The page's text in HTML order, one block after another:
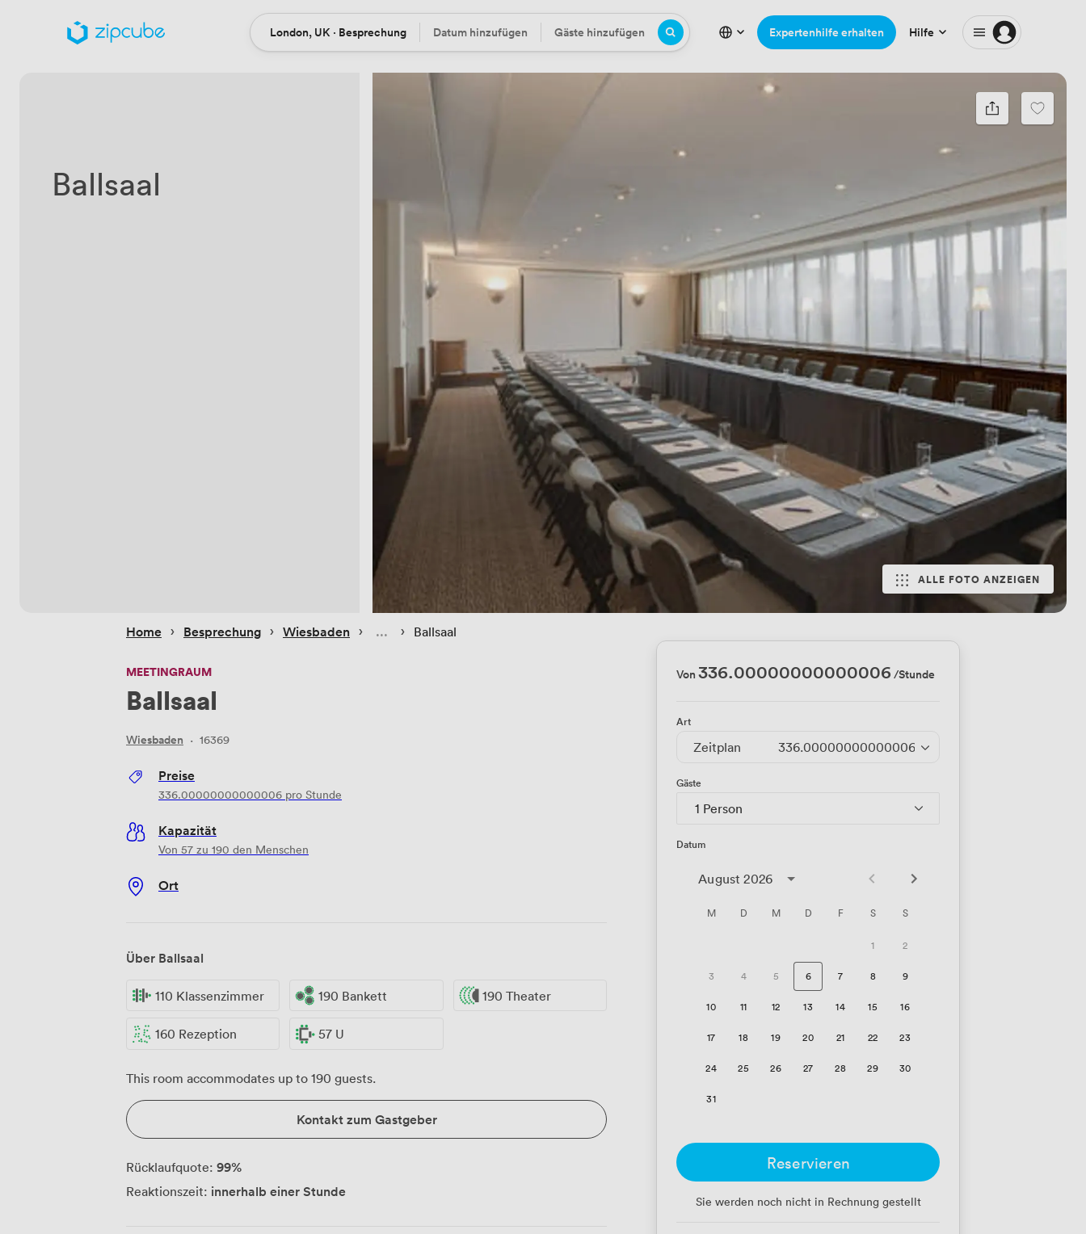
OrtLondon, UK · Besprechung Datum
Datum hinzufügen Gäste
Gäste hinzufügen Expertenhilfe erhalten Hilfe
Ballsaal
ALLE FOTO ANZEIGEN
Home › Besprechung › Wiesbaden › › Ballsaal
MEETINGRAUM
Ballsaal
Wiesbaden · 16369
Preise
336.00000000000006 pro Stunde
Kapazität
Von 57 zu 190 den Menschen
Ort
Über Ballsaal
110 Klassenzimmer 190 Bankett 190 Theater
160 Rezeption 57 U
This room accommodates up to 190 guests.
Kontakt zum Gastgeber
Rücklaufquote: 99%
Reaktionszeit: innerhalb einer Stunde
Von336.00000000000006 /Stunde
Art
Zeitplan 336.00000000000006 /Stunde
Gäste
1 Person
Datum
August 2026
M D M D F S S
1 2
3 4 5 6 7 8 9
10 11 12 13 14 15 16
17 18 19 20 21 22 23
24 25 26 27 28 29 30
31
Reservieren
Sie werden noch nicht in Rechnung gestellt